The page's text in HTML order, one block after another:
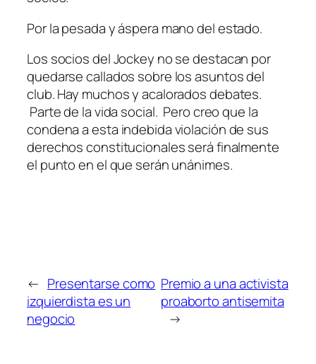
Por la pesada y áspera mano del estado.
Los socios del Jockey no se destacan por
quedarse callados sobre los asuntos del
club. Hay muchos y acalorados debates.
Parte de la vida social. Pero creo que la
condena a esta indebida violación de sus
derechos constitucionales será finalmente
el punto en el que serán unánimes.
← Presentarse como
izquierdista es un
negocio
Premio a una activista
proaborto antisemita
→